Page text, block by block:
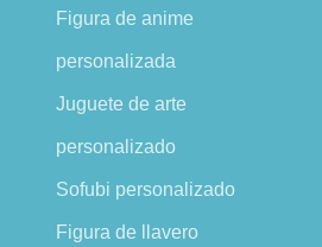
Figura de anime
personalizada
Juguete de arte
personalizado
Sofubi personalizado
Figura de llavero